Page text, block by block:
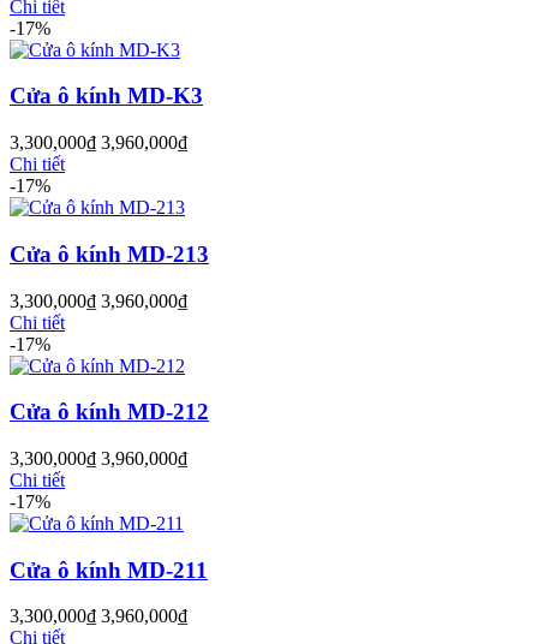
Cửa Nhựa Lõi Thép Upvc
Cửa Nhựa Gỗ Ghép Thanh
Chi tiết
-17%
Cửa ô kính MD-K3
3,300,000₫ 3,960,000₫
Chi tiết
-17%
Cửa ô kính MD-213
3,300,000₫ 3,960,000₫
Chi tiết
-17%
Cửa ô kính MD-212
3,300,000₫ 3,960,000₫
Chi tiết
-17%
Cửa ô kính MD-211
3,300,000₫ 3,960,000₫
Chi tiết